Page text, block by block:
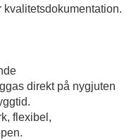
kvalitetsdokumentation.
direkt på nygjuten
flexibel,